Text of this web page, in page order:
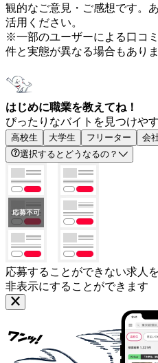
観的なご意見・ご感想です。
活用ください。
※一部のユーザーによる口コ
件と実態が異なる場合もありま
はじめに職業を教えてね！
ぴったりなバイトを見つけや
高校生 大学生 フリーター 会
選択するとどうなるの？
応募することができない求人を
非表示にすることができます